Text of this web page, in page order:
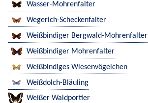
Wasser-Mohrenfalter
Wegerich-Scheckenfalter
Weißbindiger Bergwald-Mohrenfalter
Weißbindiger Mohrenfalter
Weißbindiges Wiesenvögelchen
Weißdolch-Bläuling
Weißer Waldportier